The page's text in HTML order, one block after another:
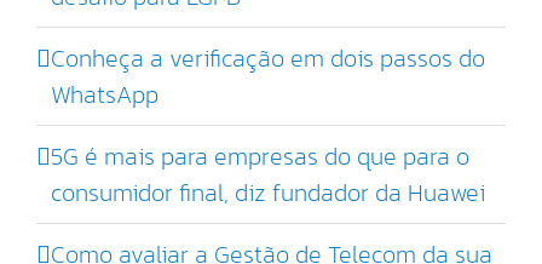
Conheça a verificação em dois passos do
WhatsApp
5G é mais para empresas do que para o
consumidor final, diz fundador da Huawei
Como avaliar a Gestão de Telecom da sua